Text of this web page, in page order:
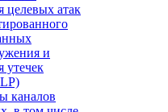
целевых атак
и
утечек
каналов